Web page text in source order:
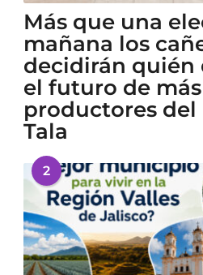
Más que una
mañana los
decidirán quién
el futuro de
productores del
Tala
2